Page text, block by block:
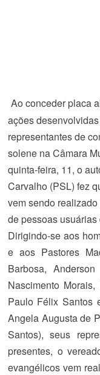
Ao conceder placa
ações
representantes de
solene na Câmara
quinta-feira, 11, o
Carvalho (PSL) fez
vem sendo
de pessoas usuárias
Dirigindo-se aos
e aos Pastores
Barbosa,
Nascimento
Paulo Félix Santos
Angela Augusta de
Santos), seus
presentes, o
evangélicos vem